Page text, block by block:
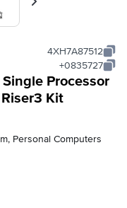
Вперед
4XH7A87512
+0835727
Processor
Kit
Personal Computers